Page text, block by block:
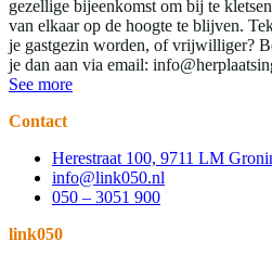
gezellige bijeenkomst om bij te
van elkaar op de hoogte te blijven.
je gastgezin worden, of vrijwilliger?
je dan aan via email:
See more
Contact
Herestraat 100, 9711 LM
info@link050.nl
050 – 3051 900
link050